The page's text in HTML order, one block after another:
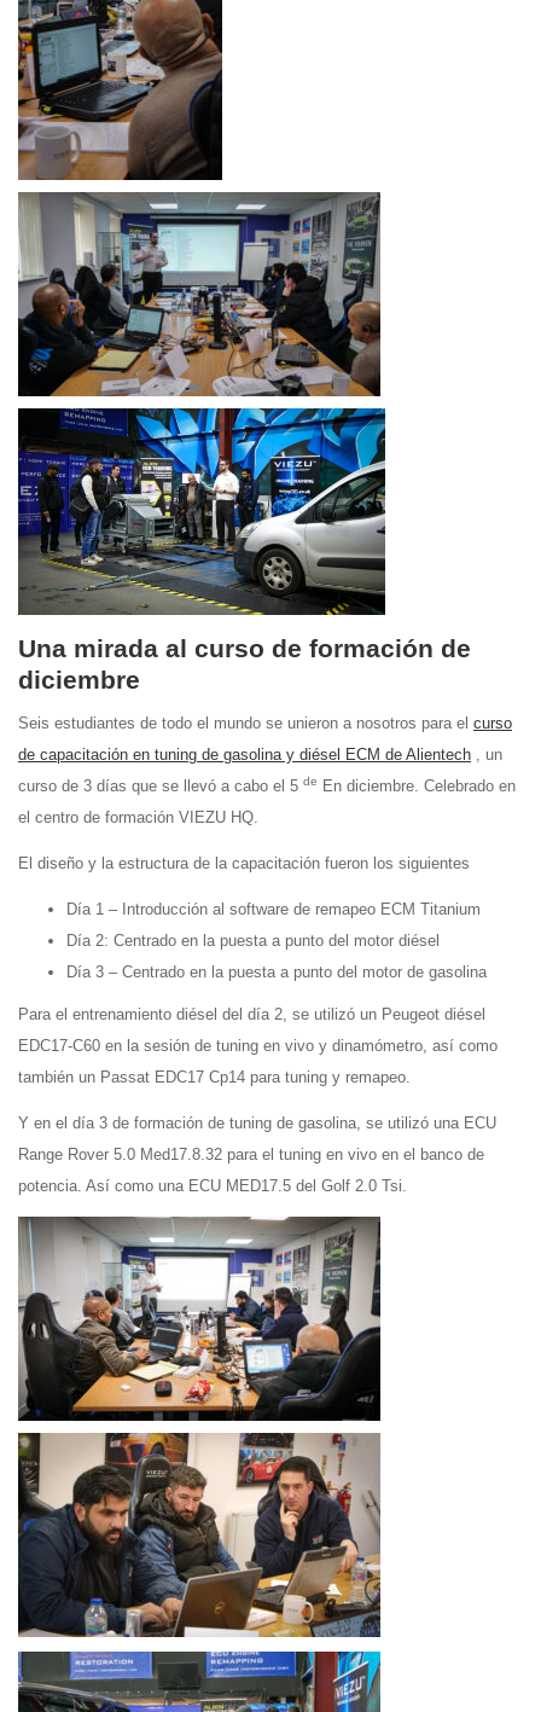
Una mirada al curso de formación de
diciembre
Seis estudiantes de todo el mundo se unieron a nosotros para el curso
de capacitación en tuning de gasolina y diésel ECM de Alientech , un
curso de 3 días que se llevó a cabo el 5 de
En diciembre. Celebrado en
el centro de formación VIEZU HQ.
El diseño y la estructura de la capacitación fueron los siguientes
Día 1 – Introducción al software de remapeo ECM Titanium
Día 2: Centrado en la puesta a punto del motor diésel
Día 3 – Centrado en la puesta a punto del motor de gasolina
Para el entrenamiento diésel del día 2, se utilizó un Peugeot diésel
EDC17-C60 en la sesión de tuning en vivo y dinamómetro, así como
también un Passat EDC17 Cp14 para tuning y remapeo.
Y en el día 3 de formación de tuning de gasolina, se utilizó una ECU
Range Rover 5.0 Med17.8.32 para el tuning en vivo en el banco de
potencia. Así como una ECU MED17.5 del Golf 2.0 Tsi.